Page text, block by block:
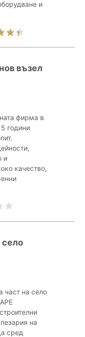
и
възел
фирма в
години
и
качество,
част на село
на
сред